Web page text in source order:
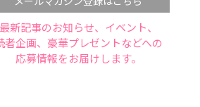
新記事のお知らせ、イベント、
者企画、豪華プレゼントなどへの
応募情報をお届けします。